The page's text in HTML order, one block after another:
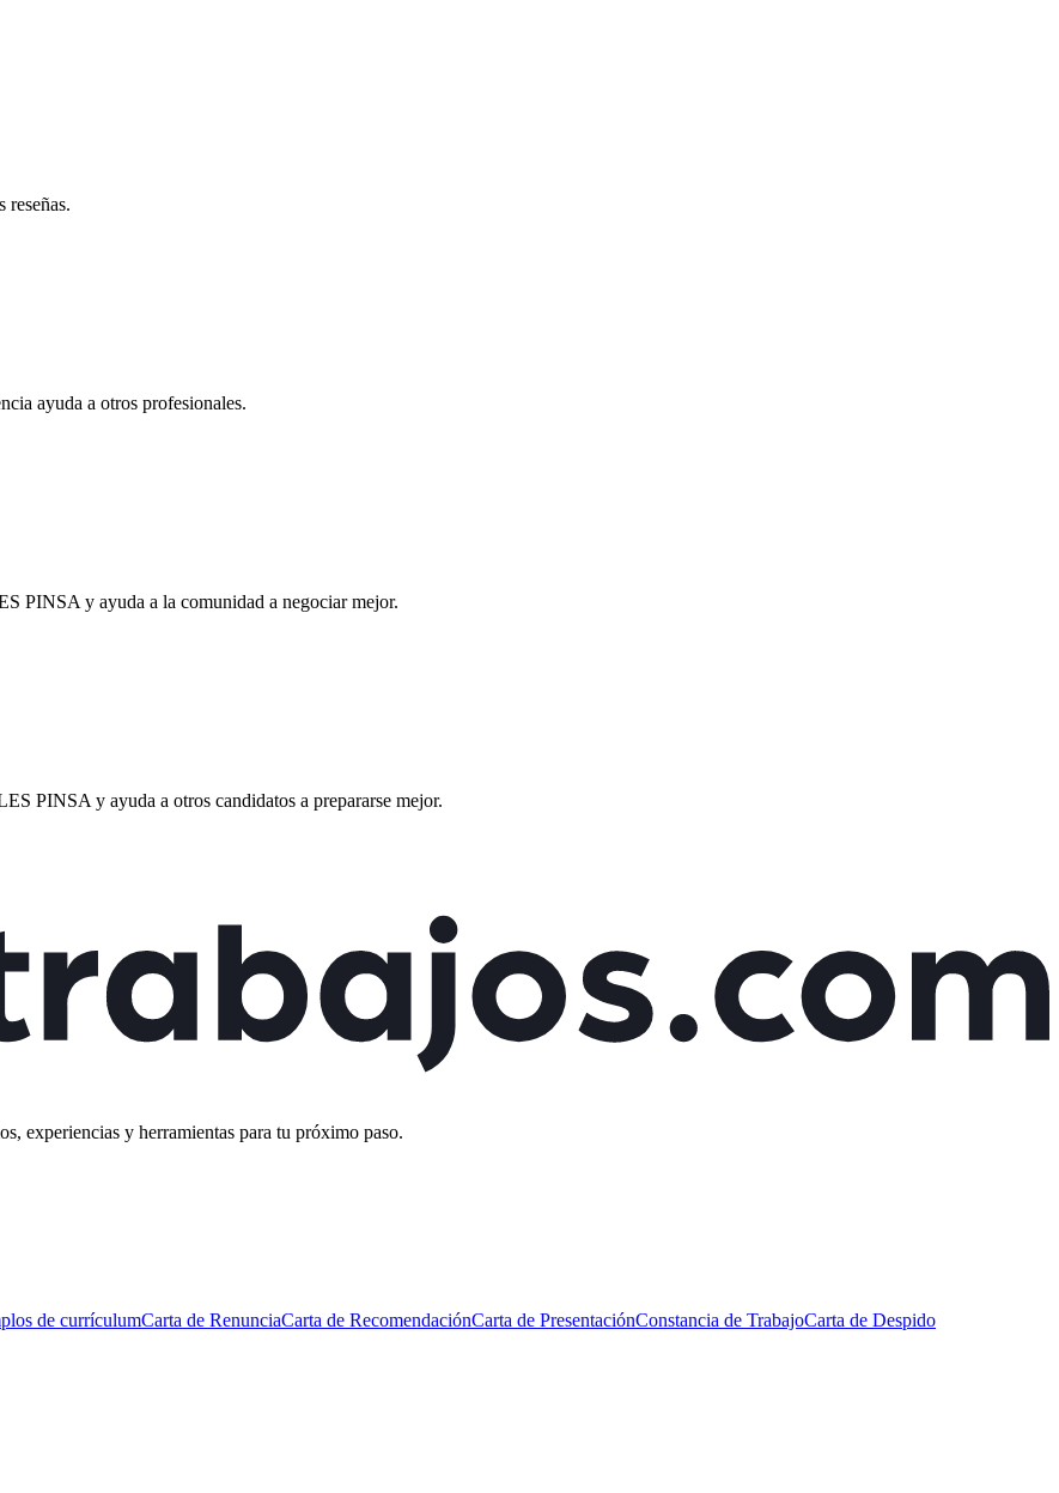
reseñas.
ayuda a otros profesionales.
PINSA y ayuda a la comunidad a negociar mejor.
PINSA y ayuda a otros candidatos a prepararse mejor.
experiencias y herramientas para tu próximo paso.
de currículumCarta de RenunciaCarta de RecomendaciónCarta de PresentaciónConstancia de TrabajoCarta de Despido